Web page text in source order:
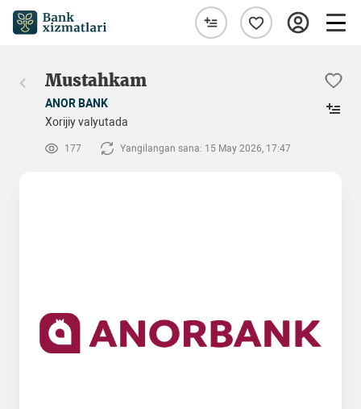
Mustahkam
ANOR BANK
Xorijiy valyutada
177 Yangilangan sana: 15 May 2026, 17:47